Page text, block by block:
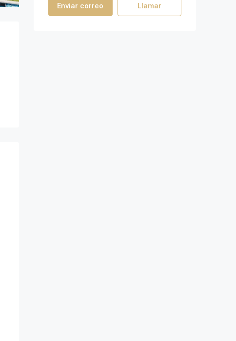
Enviar correo Llamar